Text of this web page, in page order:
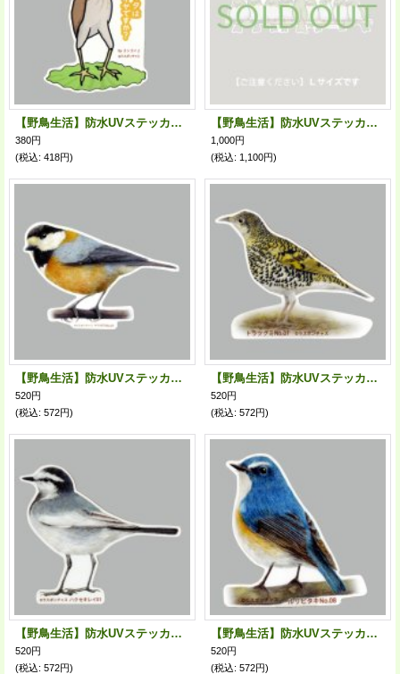
【野鳥生活】防水UVステッカー「ガニマタはおイヤですか？」送料180円
380円
(税込: 418円)
【野鳥生活】防水UVステッカー・Ｌサイズ10「メジロ」送料180円
1,000円
(税込: 1,100円)
【野鳥生活】防水UVステッカー「ヤマガラ07」送料180円
520円
(税込: 572円)
【野鳥生活】防水UVステッカー「トラツグミ01」送料180円
520円
(税込: 572円)
【野鳥生活】防水UVステッカー「ハクセキレイ01」送料180円
520円
(税込: 572円)
【野鳥生活】防水UVステッカー「ルリビタキ08」送料180円
520円
(税込: 572円)